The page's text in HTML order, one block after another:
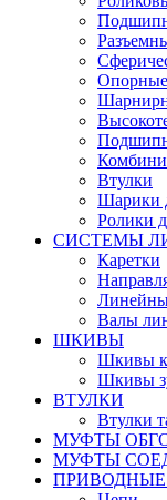
Втулки
Шарики
Ролики
СИСТЕМЫ
Каретки
Валы
ШКИВЫ
Шкивы
Шкивы
ВТУЛКИ
Втулки
МУФТЫ
МУФТЫ